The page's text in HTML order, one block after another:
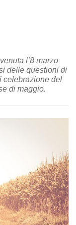
l’8 marzo
delle questioni di
celebrazione del
di maggio.